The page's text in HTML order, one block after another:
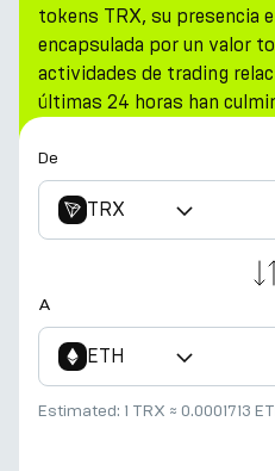
tokens TRX, su presencia
encapsulada por un valor
actividades de trading
últimas 24 horas han
De
TRX
A
ETH
Estimated: 1 TRX ≈ 0.0001713